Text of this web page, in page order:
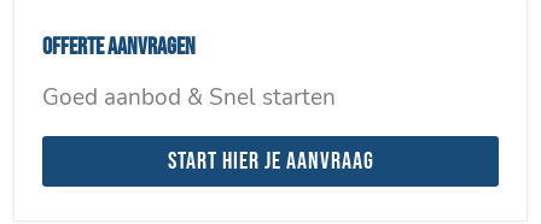
Offerte aanvragen
Goed aanbod & Snel starten
Start hier je aanvraag